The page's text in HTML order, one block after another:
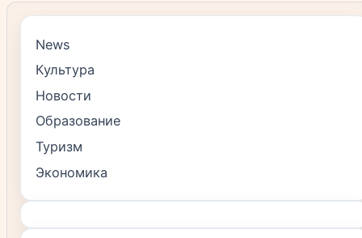
News
Культура
Новости
Образование
Туризм
Экономика